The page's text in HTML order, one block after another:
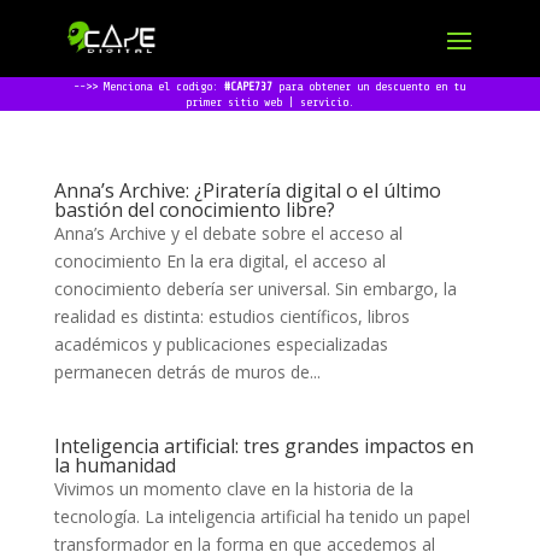
-->> Menciona el codigo:#CAPE737 para obtener un descuento en tu
primer sitio web | servicio.
Anna’s Archive: ¿Piratería digital o el último
bastión del conocimiento libre?
Anna’s Archive y el debate sobre el acceso al
conocimiento En la era digital, el acceso al
conocimiento debería ser universal. Sin embargo, la
realidad es distinta: estudios científicos, libros
académicos y publicaciones especializadas
permanecen detrás de muros de...
Inteligencia artificial: tres grandes impactos en
la humanidad
Vivimos un momento clave en la historia de la
tecnología. La inteligencia artificial ha tenido un papel
transformador en la forma en que accedemos al